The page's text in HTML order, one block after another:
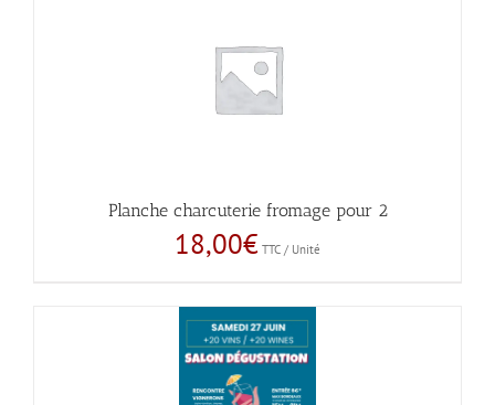
Planche charcuterie fromage pour 2
18,00€ TTC / Unité